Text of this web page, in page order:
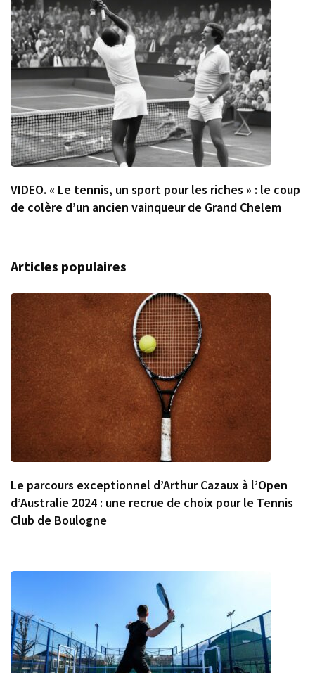
VIDEO. « Le tennis, un sport pour les riches » : le coup
de colère d’un ancien vainqueur de Grand Chelem
Articles populaires
Le parcours exceptionnel d’Arthur Cazaux à l’Open
d’Australie 2024 : une recrue de choix pour le Tennis
Club de Boulogne